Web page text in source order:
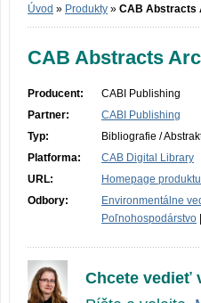
Vyhľadávanie
Úvod » Produkty » CAB Abstracts
CAB Abstracts
Producent:
CABI Publishing
Partner:
CABI Publishing
Typ:
Bibliografie /
Platforma:
CAB Digital Library
URL:
Homepage
Odbory:
Environmentálne
Poľnohospodárstvo
Chcete vedieť